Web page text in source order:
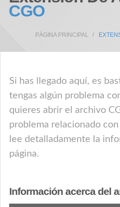
CGO
PÁGINA PRINCIPAL
Si has llegado aquí, es
tengas algún problema
quieres abrir el archivo
problema relacionado
lee detalladamente la
página.
Información acerca del